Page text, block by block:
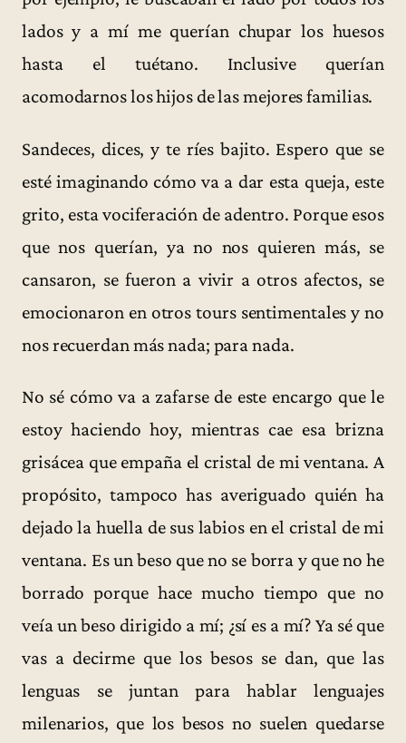
lados y a mí me querían chupar los huesos
hasta el tuétano. Inclusive querían
acomodarnos los hijos de las mejores familias.
Sandeces, dices, y te ríes bajito. Espero que se
esté imaginando cómo va a dar esta queja, este
grito, esta vociferación de adentro. Porque esos
que nos querían, ya no nos quieren más, se
cansaron, se fueron a vivir a otros afectos, se
emocionaron en otros tours sentimentales y no
nos recuerdan más nada; para nada.
No sé cómo va a zafarse de este encargo que le
estoy haciendo hoy, mientras cae esa brizna
grisácea que empaña el cristal de mi ventana. A
propósito, tampoco has averiguado quién ha
dejado la huella de sus labios en el cristal de mi
ventana. Es un beso que no se borra y que no he
borrado porque hace mucho tiempo que no
veía un beso dirigido a mí; ¿sí es a mí? Ya sé que
vas a decirme que los besos se dan, que las
lenguas se juntan para hablar lenguajes
milenarios, que los besos no suelen quedarse